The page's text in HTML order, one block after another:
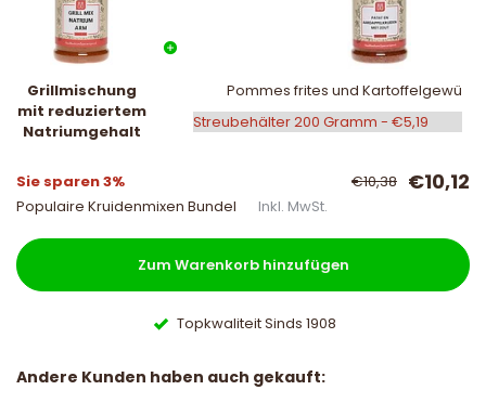
Grillmischung
mit reduziertem
Natriumgehalt
Pommes frites und Kartoffelgewürz
Sie sparen 3% €10,38 €10,12
Populaire Kruidenmixen Bundel Inkl. MwSt.
Zum Warenkorb hinzufügen
Topkwaliteit Sinds 1908
Andere Kunden haben auch gekauft: